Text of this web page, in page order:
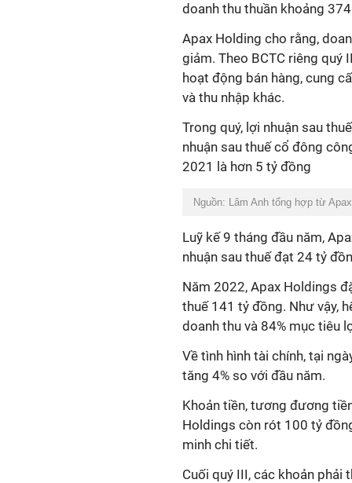
doanh thu thuần khoảng
Apax Holding cho rằng,
giảm. Theo BCTC riêng quý
hoạt động bán hàng, cung
và thu nhập khác.
Trong quý, lợi nhuận sau
nhuận sau thuế cổ đông
2021 là hơn 5 tỷ đồng
Nguồn: Lâm Anh tổng hợp từ
Luỹ kế 9 tháng đầu năm,
nhuận sau thuế đạt 24 tỷ
Năm 2022, Apax Holdings
thuế 141 tỷ đồng. Như vậy,
doanh thu và 84% mục tiêu
Về tình hình tài chính, tại
tăng 4% so với đầu năm.
Khoản tiền, tương đương
Holdings còn rót 100 tỷ
minh chi tiết.
Cuối quý III, các khoản phải